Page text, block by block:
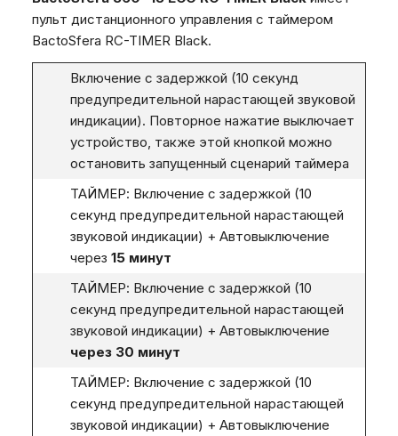
пульт дистанционного управления с таймером
BactoSfera RC-TIMER Black.
Включение с задержкой (10 секунд
предупредительной нарастающей звуковой
индикации). Повторное нажатие выключает
устройство, также этой кнопкой можно
остановить запущенный сценарий таймера
ТАЙМЕР: Включение с задержкой (10
секунд предупредительной нарастающей
звуковой индикации) + Автовыключение
через 15 минут
ТАЙМЕР: Включение с задержкой (10
секунд предупредительной нарастающей
звуковой индикации) + Автовыключение
через 30 минут
ТАЙМЕР: Включение с задержкой (10
секунд предупредительной нарастающей
звуковой индикации) + Автовыключение